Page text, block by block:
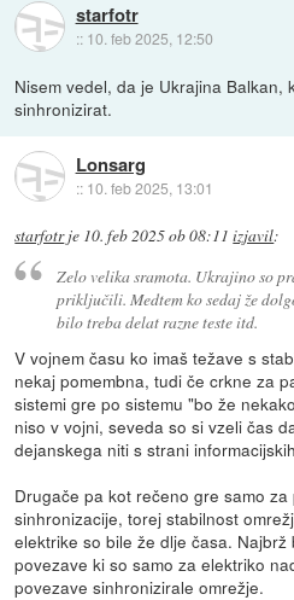
starfotr
:: 10. feb 2025, 12:50
Nisem vedel, da je Ukrajina Balkan,
sinhronizirat.
Lonsarg
:: 10. feb 2025, 13:01
starfotrje 10. feb 2025 ob 08:11 izjavil:
Zelo velika sramota. Ukrajino so
priključili. Medtem ko sedaj že
bilo treba delat razne teste itd.
V vojnem času ko imaš težave s
nekaj pomembna, tudi če crkne za
sistemi gre po sistemu "bo že
niso v vojni, seveda so si vzeli čas
dejanskega niti s strani
Drugače pa kot rečeno gre samo
sinhronizacije, torej stabilnost
elektrike so bile že dlje časa.
povezave ki so samo za elektriko
povezave sinhronizirale omrežje.